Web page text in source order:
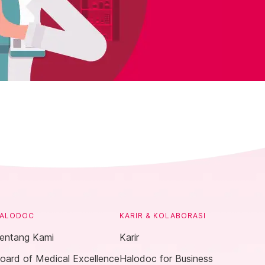
Kami
of Medical Excellence
KARIR & KOLABORASI
Karir
Halodoc for Business